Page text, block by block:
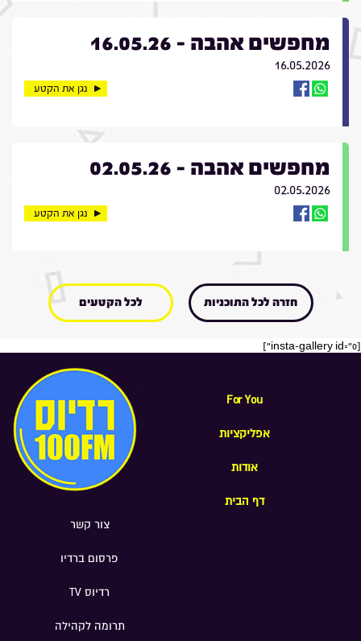
מחפשים אהבה - 16.05.26
16.05.2026
נגן את הקטע
מחפשים אהבה - 02.05.26
02.05.2026
נגן את הקטע
חזרה לכל התוכניות לכל הקטעים
[insta-gallery id="0"]
For You
אפליקציות
אודות
דף הבית
צור קשר
פרסום ברדיו
רדיוס TV
תרומה לקהילה